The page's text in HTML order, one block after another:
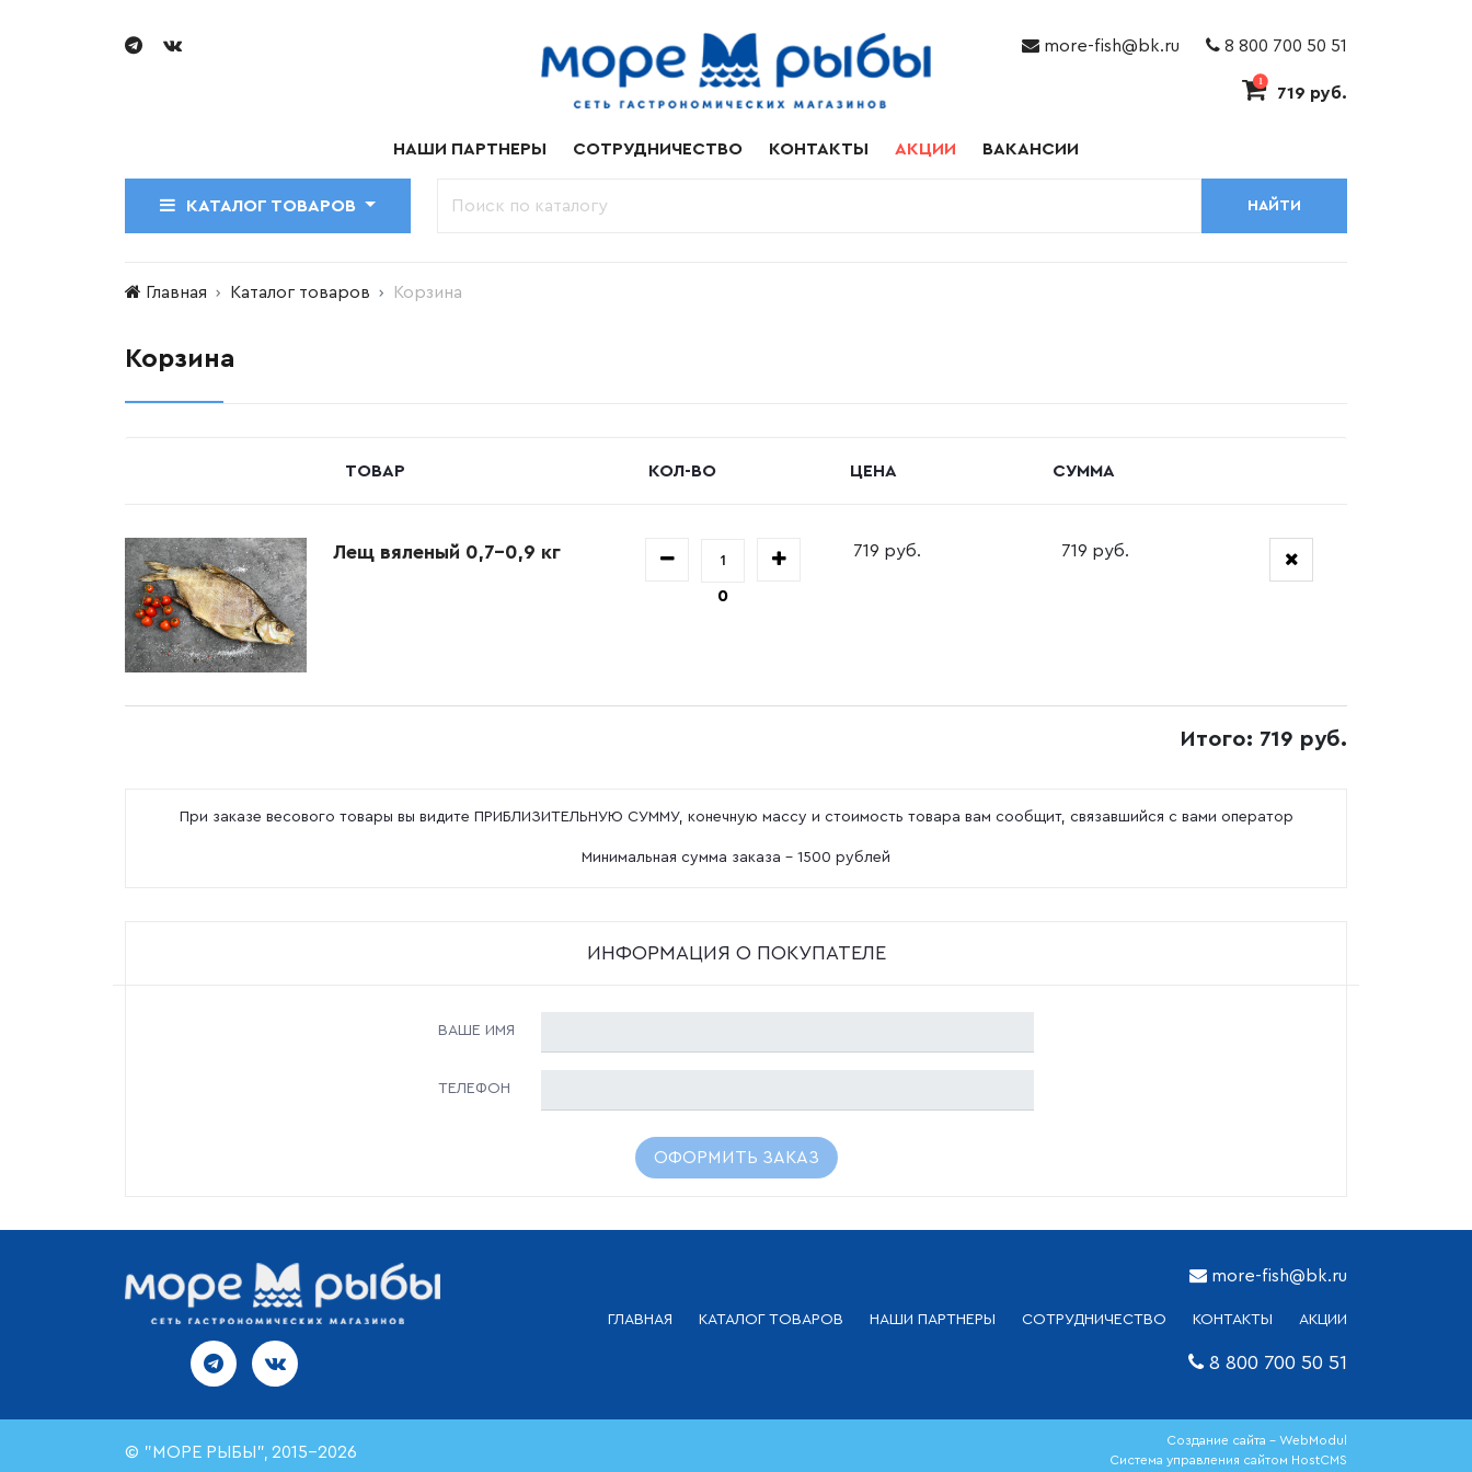
more-fish@bk.ru 8 800 700 50 51
1
719 руб.
НАШИ ПАРТНЕРЫ СОТРУДНИЧЕСТВО КОНТАКТЫ АКЦИИ ВАКАНСИИ
КАТАЛОГ ТОВАРОВ НАЙТИ
Главная Каталог товаров Корзина
Корзина
ТОВАР КОЛ-ВО ЦЕНА СУММА
Лещ вяленый 0,7-0,9 кг
0
719 руб. 719 руб.
Итого: 719 руб.
При заказе весового товары вы видите ПРИБЛИЗИТЕЛЬНУЮ СУММУ, конечную массу и стоимость товара вам сообщит, связавшийся с вами оператор
Минимальная сумма заказа - 1500 рублей
ИНФОРМАЦИЯ О ПОКУПАТЕЛЕ
ВАШЕ ИМЯ
ТЕЛЕФОН
ОФОРМИТЬ ЗАКАЗ
more-fish@bk.ru
ГЛАВНАЯ КАТАЛОГ ТОВАРОВ НАШИ ПАРТНЕРЫ СОТРУДНИЧЕСТВО КОНТАКТЫ АКЦИИ
8 800 700 50 51
© "МОРЕ РЫБЫ", 2015-2026
Создание сайта - WebModul
Система управления сайтом HostCMS